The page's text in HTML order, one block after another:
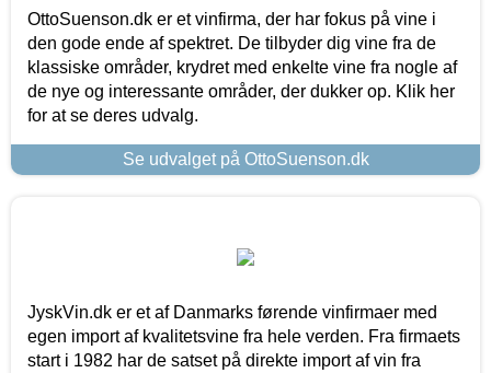
OttoSuenson.dk er et vinfirma, der har fokus på vine i
den gode ende af spektret. De tilbyder dig vine fra de
klassiske områder, krydret med enkelte vine fra nogle af
de nye og interessante områder, der dukker op. Klik her
for at se deres udvalg.
Se udvalget på OttoSuenson.dk
JyskVin.dk er et af Danmarks førende vinfirmaer med
egen import af kvalitetsvine fra hele verden. Fra firmaets
start i 1982 har de satset på direkte import af vin fra